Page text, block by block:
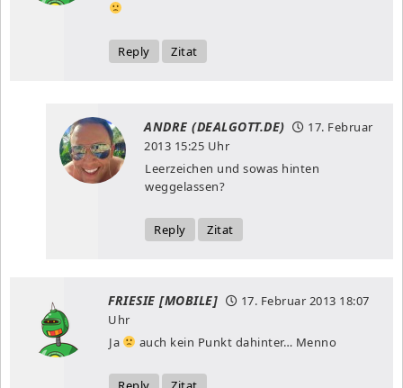
Reply Zitat
ANDRE (DEALGOTT.DE)
17. Februar
2013 15:25 Uhr
Leerzeichen und sowas hinten
weggelassen?
Reply Zitat
FRIESIE [MOBILE] 17. Februar 2013 18:07
Uhr
Ja
auch kein Punkt dahinter… Menno